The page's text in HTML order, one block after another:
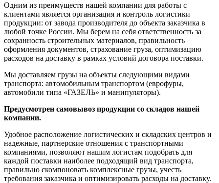
Одним из преимуществ нашей компании для работы с
клиентами является организация и контроль логистики
продукции: от завода производителя до объекта заказчика в
любой точке России. Мы берем на себя ответственность за
сохранность строительных материалов, правильность
оформления документов, страхование груза, оптимизацию
расходов на доставку в рамках условий договора поставки.
Мы доставляем грузы на объекты следующими видами
транспорта: автомобильным транспортом (еврофуры,
автомобили типа «ГАЗЕЛЬ» и манипуляторы).
Предусмотрен самовывоз продукции со складов нашей
компании.
Удобное расположение логистических и складских центров и
надежные, партнерские отношения с транспортными
компаниями, позволяют нашим логистам подобрать для
каждой поставки наиболее подходящий вид транспорта,
правильно скомпоновать комплексные грузы, учесть
требования заказчика и оптимизировать расходы на доставку.